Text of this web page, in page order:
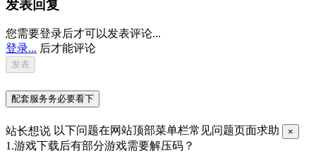
发表回复
您需要登录后才可以发表评论...
登录... 后才能评论
配套服务务必要看下
站长想说 以下问题在网站顶部菜单栏常见问题页面求助 ×
1.游戏下载后有部分游戏需要解压码？